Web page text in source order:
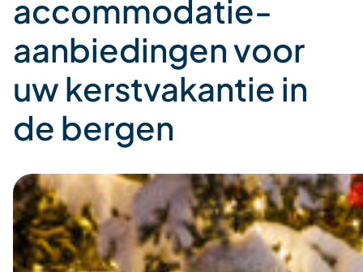
accommodatie-
aanbiedingen voor
uw kerstvakantie in
de bergen